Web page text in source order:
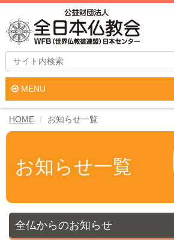
MENU
HOME お知らせ一覧
お知らせ一覧
全仏からのお知らせ